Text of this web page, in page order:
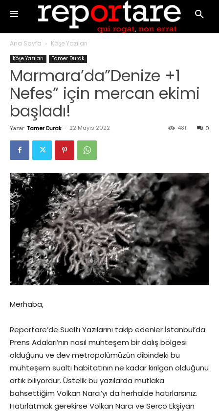
Ana Sayfa Köşe Yazıları
Köşe Yazıları Tamer Durak
Marmara’da”Denize +1
Nefes” için mercan ekimi
başladı!
Yazar Tamer Durak - 22 Mayıs 2022 0
481
Merhaba,
Reportare’de Sualtı Yazılarını takip edenler İstanbul’da
Prens Adaları’nın nasıl muhteşem bir dalış bölgesi
olduğunu ve dev metropolümüzün dibindeki bu
muhteşem sualtı habitatının ne kadar kırılgan olduğunu
artık biliyordur. Üstelik bu yazılarda mutlaka
bahsettiğim Volkan Narcı’yı da herhalde hatırlarsınız.
Hatırlatmak gerekirse Volkan Narcı ve Serco Ekşiyan